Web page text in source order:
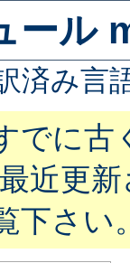
ール
済み言
でに古
近更
下さい